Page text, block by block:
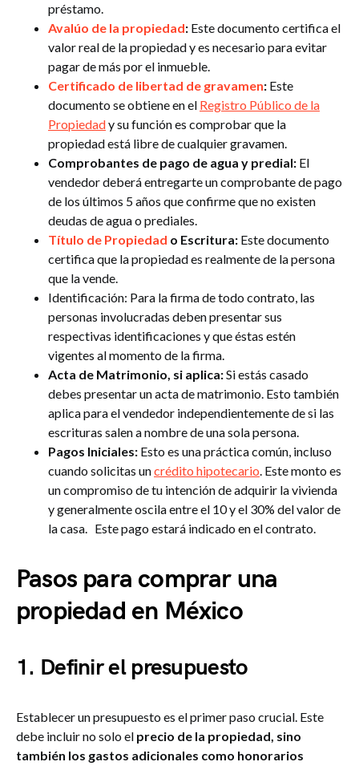
préstamo.
Avalúo de la propiedad: Este documento certifica el
valor real de la propiedad y es necesario para evitar
pagar de más por el inmueble.
Certificado de libertad de gravamen: Este
documento se obtiene en el Registro Público de la
Propiedady su función es comprobar que la
propiedad está libre de cualquier gravamen.
Comprobantes de pago de agua y predial: El
vendedor deberá entregarte un comprobante de pago
de los últimos 5 años que confirme que no existen
deudas de agua o prediales.
Título de Propiedad o Escritura: Este documento
certifica que la propiedad es realmente de la persona
que la vende.
Identificación: Para la firma de todo contrato, las
personas involucradas deben presentar sus
respectivas identificaciones y que éstas estén
vigentes al momento de la firma.
Acta de Matrimonio, si aplica:Si estás casado
debes presentar un acta de matrimonio. Esto también
aplica para el vendedor independientemente de si las
escrituras salen a nombre de una sola persona.
Pagos Iniciales: Esto es una práctica común, incluso
cuando solicitas uncrédito hipotecario. Este monto es
un compromiso de tu intención de adquirir la vivienda
y generalmente oscila entre el 10 y el 30% del valor de
la casa. Este pago estará indicado en el contrato.
Pasos para comprar una
propiedad en México
1. Definir el presupuesto
Establecer un presupuesto es el primer paso crucial. Este
debe incluir no solo el precio de la propiedad, sino
también los gastos adicionales como honorarios